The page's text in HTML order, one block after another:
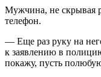
Мужчина, не скрывая
телефон.
— Еще раз руку на
к заявлению в
покажу, пусть